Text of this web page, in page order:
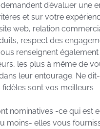
d’évaluer une
et sur votre
web, relation
respect des
renseignent
les plus à même de
leur entourage. Ne
fidèles sont vos meilleurs
nominatives -ce qui est
moins- elles vous